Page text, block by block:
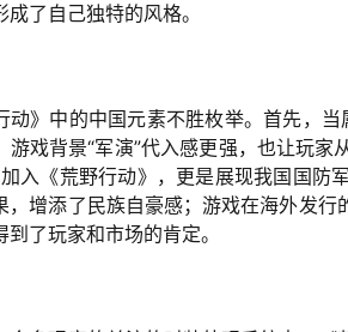
成了自己独特的风格。
动》中的中国元素不胜枚举。首先，
游戏背景“军演”代入感更强，也让玩家
入《荒野行动》，更是展现我国国
，增添了民族自豪感；游戏在海外发行
到了玩家和市场的肯定。